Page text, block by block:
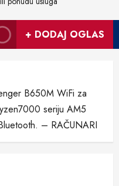
+ DODAJ OGLAS
B650M WiFi za
seriju AM5
– RAČUNARI